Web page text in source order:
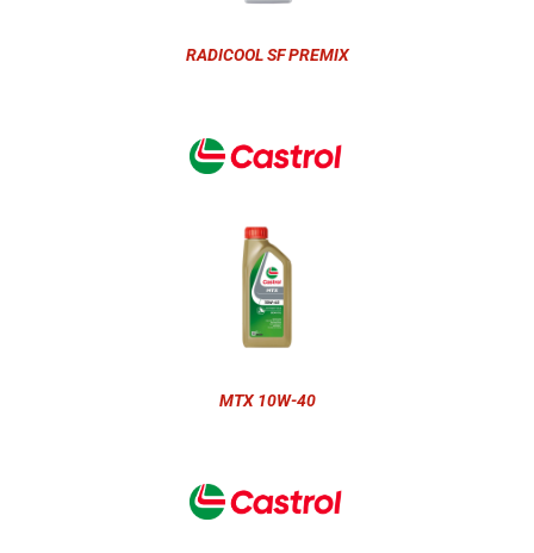
RADICOOL SF PREMIX
MTX 10W-40